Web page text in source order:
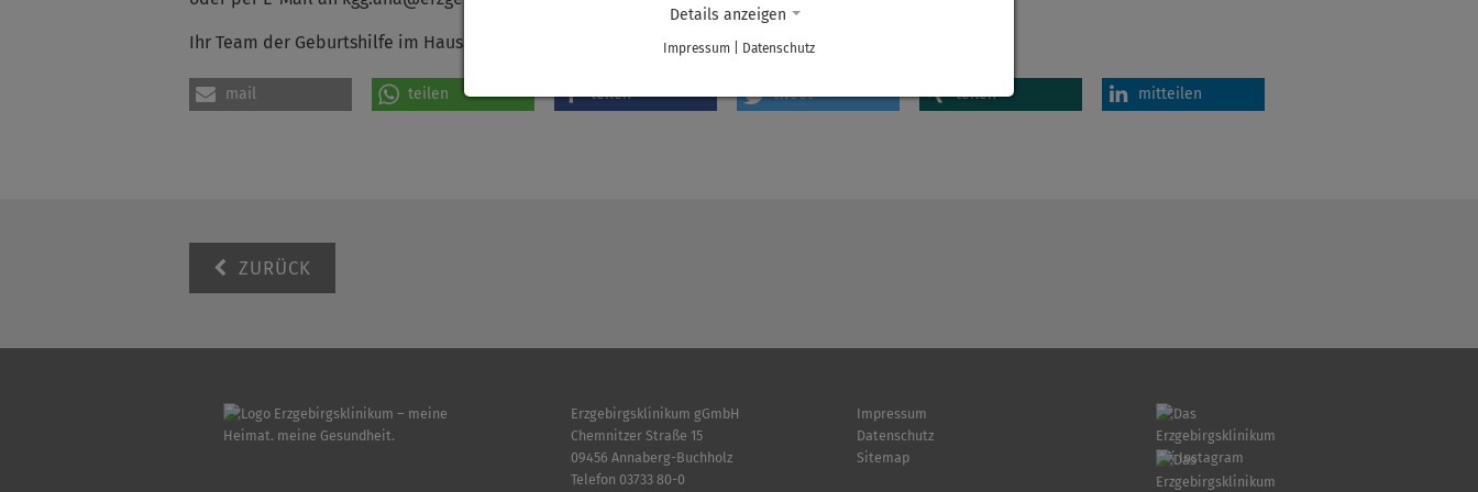
Ihr Team der Geburtshilfe im Haus Annaberg
mail teilen teilen tweet teilen mitteilen
ZURÜCK
Erzgebirgsklinikum gGmbH
Chemnitzer Straße 15
09456 Annaberg-Buchholz
Telefon 03733 80-0
Impressum
Datenschutz
Sitemap
Details anzeigen
Impressum Datenschutz